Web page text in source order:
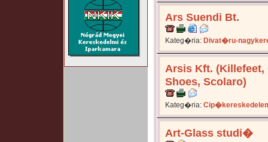
Ars Suendi Bt.
Kateg�ria: Divat�ru-
Arsis Kft. (Killefeet,
Shoes, Scolaro)
Kateg�ria:
Art-Glass studi�